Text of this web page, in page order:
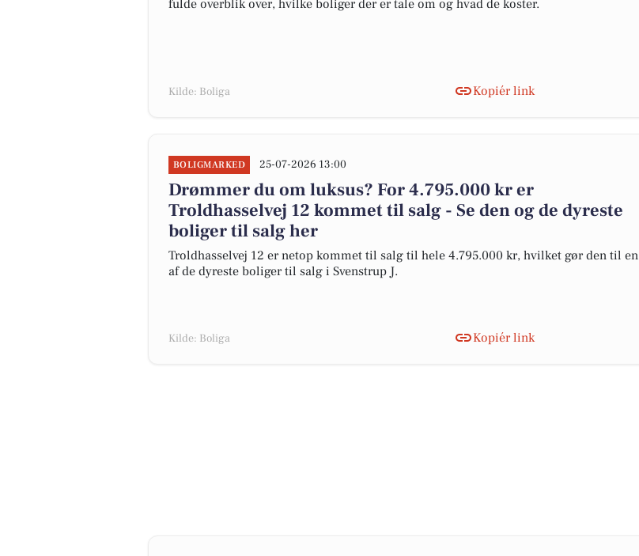
fulde overblik over, hvilke boliger der er tale om og hvad de koster.
Kilde: Boliga Kopiér link
BOLIGMARKED 25-07-2026 13:00
Drømmer du om luksus? For 4.795.000 kr er
Troldhasselvej 12 kommet til salg - Se den og de dyreste
boliger til salg her
Troldhasselvej 12 er netop kommet til salg til hele 4.795.000 kr, hvilket gør den til en
af de dyreste boliger til salg i Svenstrup J.
Kilde: Boliga Kopiér link